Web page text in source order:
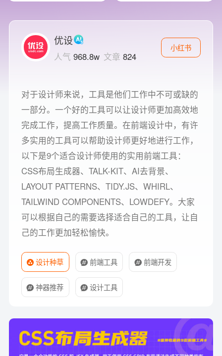
对于设计师来说，工具是他们工作中不可或缺的
一部分。一个好的工具可以让设计师更加高效地
完成工作，提高工作质量。在前端设计中，有许
多实用的工具可以帮助设计师更好地进行工作，
以下是9个适合设计师使用的实用前端工具：
CSS布局生成器、TALK-KIT、AI去背景、
LAYOUT PATTERNS、TIDY.JS、WHIRL、
TAILWIND COMPONENTS、LOWDEFY。大家
可以根据自己的需要选择适合自己的工具，让自
己的工作更加轻松愉快。
设计种草 前端工具 前端开发
神器推荐 设计工具
优设
人气 968.8w 文章 824
小红书